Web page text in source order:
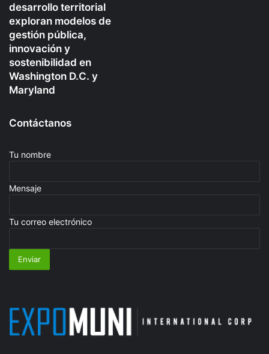
desarrollo territorial
exploran modelos de
gestión pública,
innovación y
sostenibilidad en
Washington D.C. y
Maryland
Contáctanos
Tu nombre
Mensaje
Tu correo electrónico